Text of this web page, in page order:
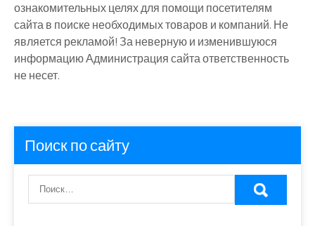
ознакомительных целях для помощи посетителям
сайта в поиске необходимых товаров и компаний. Не
является рекламой! За неверную и изменившуюся
информацию Администрация сайта ответственность
не несет.
Поиск по сайту